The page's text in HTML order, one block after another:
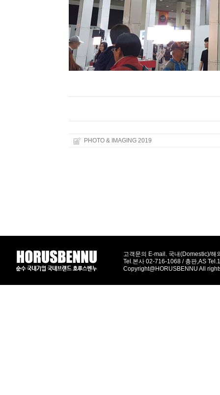
PHOTO & IMAGING 2019
고객문의 E-mail. 국내(Domestic)/
Tel.본사 02-716-1068 / 총판,AS
Copyright@HORUSBENNU All